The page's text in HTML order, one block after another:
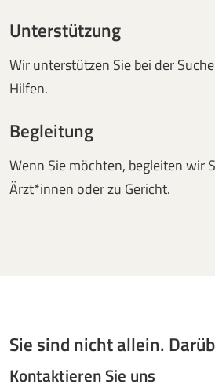
Unterstützung
Wir unterstützen Sie bei der
Hilfen.
Begleitung
Wenn Sie möchten, begleiten wir
Ärzt*innen oder zu Gericht.
Sie sind nicht allein.
Kontaktieren Sie uns